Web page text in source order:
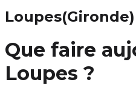
Loupes(Gironde)
Que faire
Loupes ?